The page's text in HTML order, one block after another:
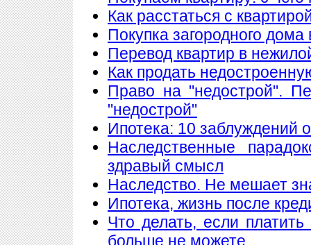
Как расстаться с
Покупка загородного дома
Перевод квартир в
Как продать
Право на "недострой".
"недострой"
Ипотека: 10 заблуждений
Наследственные
здравый смысл
Наследство. Не мешает
Ипотека, жизнь после
Что делать, если
больше не можете